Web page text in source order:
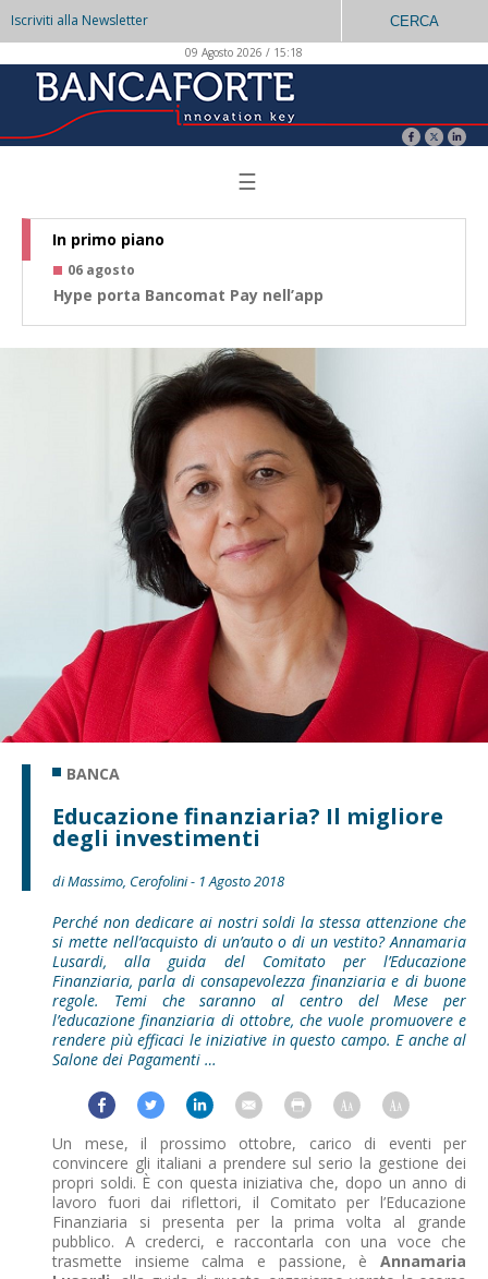
Iscriviti alla Newsletter CERCA
09 Agosto 2026 / 15:18
☰
In primo piano
06 agosto
Hype porta Bancomat Pay nell’app
BANCA
Educazione finanziaria? Il migliore
degli investimenti
di Massimo, Cerofolini - 1 Agosto 2018
Perché non dedicare ai nostri soldi la stessa attenzione che
si mette nell’acquisto di un’auto o di un vestito? Annamaria
Lusardi, alla guida del Comitato per l’Educazione
Finanziaria, parla di consapevolezza finanziaria e di buone
regole. Temi che saranno al centro del Mese per
l’educazione finanziaria di ottobre, che vuole promuovere e
rendere più efficaci le iniziative in questo campo. E anche al
Salone dei Pagamenti …
Un mese, il prossimo ottobre, carico di eventi per
convincere gli italiani a prendere sul serio la gestione dei
propri soldi. È con questa iniziativa che, dopo un anno di
lavoro fuori dai riflettori, il Comitato per l’Educazione
Finanziaria si presenta per la prima volta al grande
pubblico. A crederci, e raccontarla con una voce che
trasmette insieme calma e passione, è Annamaria